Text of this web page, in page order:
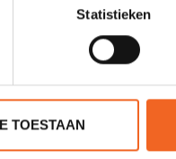
Statistieken
TOESTAAN
TOEVOEGEN